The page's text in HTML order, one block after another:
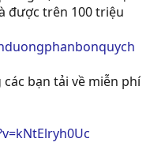
được trên 100 triệu
bạn tải về miễn phí